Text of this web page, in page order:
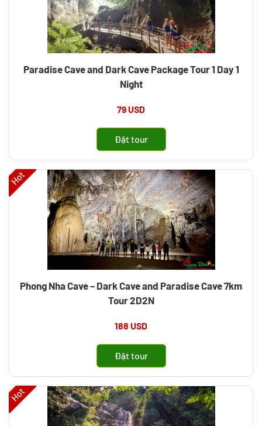
Paradise Cave and Dark Cave Package Tour 1 Day 1
Night
79 USD
Đặt tour
Phong Nha Cave – Dark Cave and Paradise Cave 7km
Tour 2D2N
188 USD
Hot
Đặt tour
Hot